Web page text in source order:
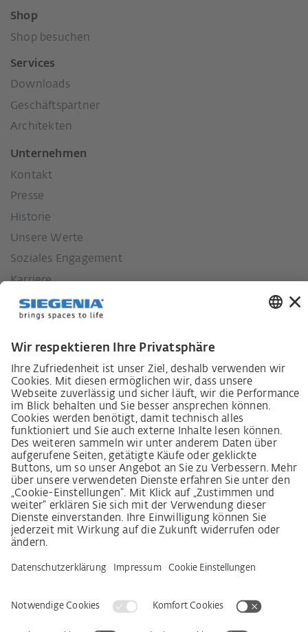
Shop
Shop besuchen
Services
Downloads
Geschäftspartner
Architekten
Unternehmen
Kontakt
Presse
Historie
Unsere Werte
Soziales Engagement
Karriere
Lieferkettensorgfaltspflichtengesetz
Lieferantenkodex
LkSG-Merkblatt für Lieferanten
Grundsatzerklärung Menschenrechtsstrategie
Beschwerdeverfahren
Impressum
Erklärung zur Barrierefreiheit